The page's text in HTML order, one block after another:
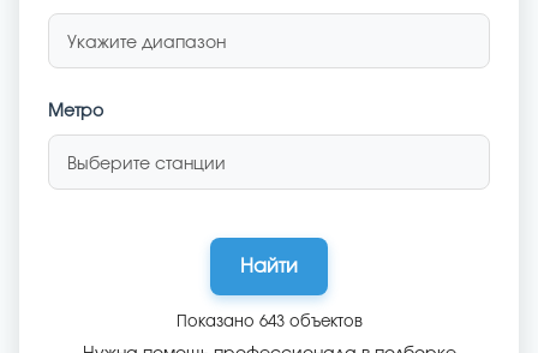
Укажите диапазон
Метро
Выберите станции
Найти
Показано 643объектов